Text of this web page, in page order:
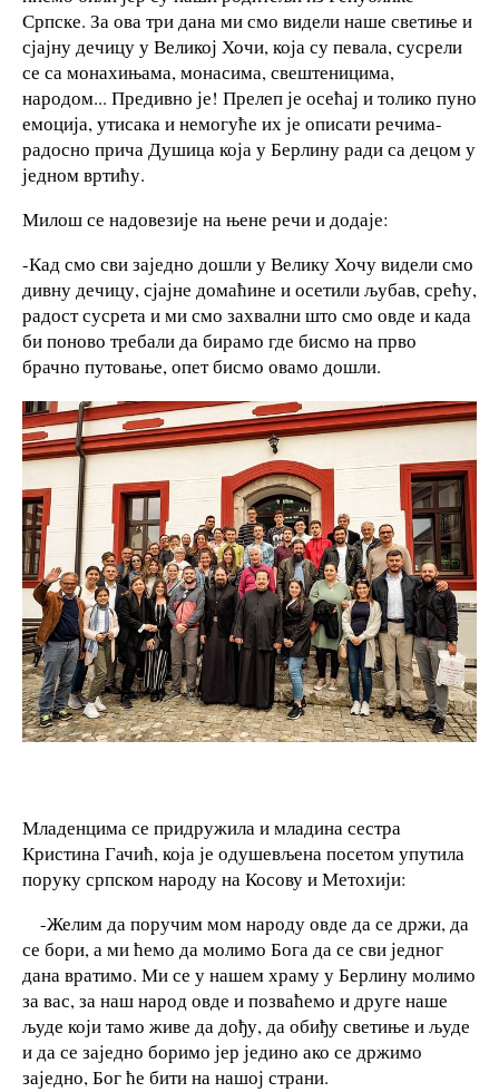
Српске. За ова три дана ми смо видели наше светиње и
сјајну дечицу у Великој Хочи, која су певала, сусрели
се са монахињама, монасима, свештеницима,
народом... Предивно је! Прелеп је осећај и толико пуно
емоција, утисака и немогуће их је описати речима-
радосно прича Душица која у Берлину ради са децом у
једном вртићу.
Милош се надовезије на њене речи и додаје:
-Кад смо сви заједно дошли у Велику Хочу видели смо
дивну дечицу, сјајне домаћине и осетили љубав, срећу,
радост сусрета и ми смо захвални што смо овде и када
би поново требали да бирамо где бисмо на прво
брачно путовање, опет бисмо овамо дошли.
Младенцима се придружила и младина сестра
Кристина Гачић, која је одушевљена посетом упутила
поруку српском народу на Косову и Метохији:
-Желим да поручим мом народу овде да се држи, да
се бори, а ми ћемо да молимо Бога да се сви једног
дана вратимо. Ми се у нашем храму у Берлину молимо
за вас, за наш народ овде и позваћемо и друге наше
људе који тамо живе да дођу, да обиђу светиње и људе
и да се заједно боримо јер једино ако се држимо
заједно, Бог ће бити на нашој страни.